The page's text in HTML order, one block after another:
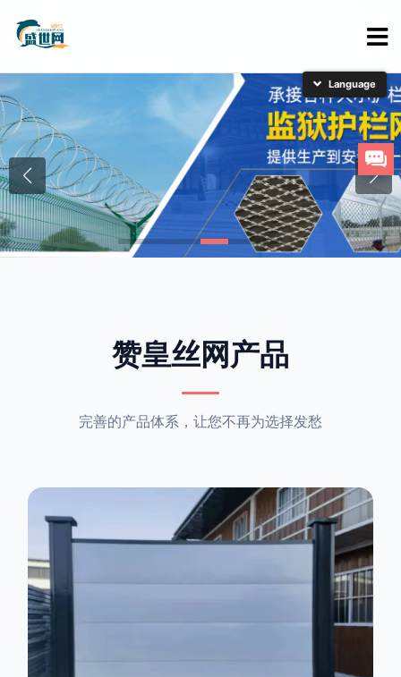
赞皇丝网产品
完善的产品体系，让您不再为选择发愁
简体中文
English
日本語
한국어